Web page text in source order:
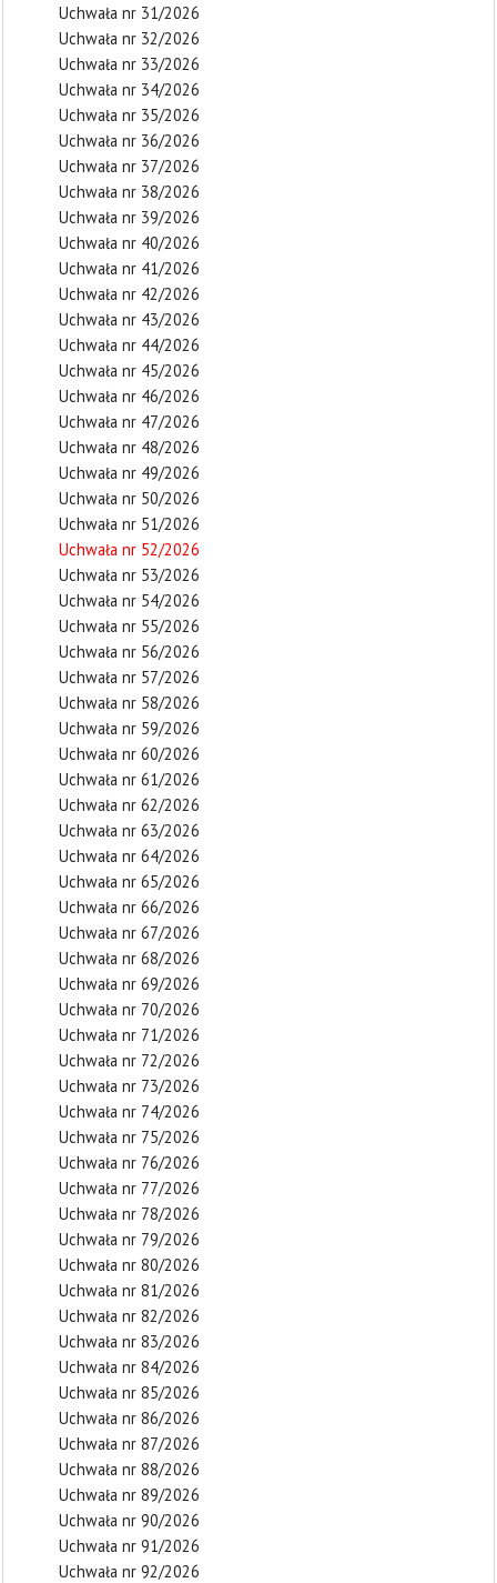
Uchwała nr 31/2026
Uchwała nr 32/2026
Uchwała nr 33/2026
Uchwała nr 34/2026
Uchwała nr 35/2026
Uchwała nr 36/2026
Uchwała nr 37/2026
Uchwała nr 38/2026
Uchwała nr 39/2026
Uchwała nr 40/2026
Uchwała nr 41/2026
Uchwała nr 42/2026
Uchwała nr 43/2026
Uchwała nr 44/2026
Uchwała nr 45/2026
Uchwała nr 46/2026
Uchwała nr 47/2026
Uchwała nr 48/2026
Uchwała nr 49/2026
Uchwała nr 50/2026
Uchwała nr 51/2026
Uchwała nr 52/2026
Uchwała nr 53/2026
Uchwała nr 54/2026
Uchwała nr 55/2026
Uchwała nr 56/2026
Uchwała nr 57/2026
Uchwała nr 58/2026
Uchwała nr 59/2026
Uchwała nr 60/2026
Uchwała nr 61/2026
Uchwała nr 62/2026
Uchwała nr 63/2026
Uchwała nr 64/2026
Uchwała nr 65/2026
Uchwała nr 66/2026
Uchwała nr 67/2026
Uchwała nr 68/2026
Uchwała nr 69/2026
Uchwała nr 70/2026
Uchwała nr 71/2026
Uchwała nr 72/2026
Uchwała nr 73/2026
Uchwała nr 74/2026
Uchwała nr 75/2026
Uchwała nr 76/2026
Uchwała nr 77/2026
Uchwała nr 78/2026
Uchwała nr 79/2026
Uchwała nr 80/2026
Uchwała nr 81/2026
Uchwała nr 82/2026
Uchwała nr 83/2026
Uchwała nr 84/2026
Uchwała nr 85/2026
Uchwała nr 86/2026
Uchwała nr 87/2026
Uchwała nr 88/2026
Uchwała nr 89/2026
Uchwała nr 90/2026
Uchwała nr 91/2026
Uchwała nr 92/2026